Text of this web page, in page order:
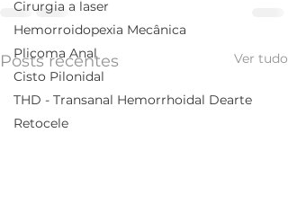
Cirurgia a laser
Hemorroidopexia Mecânica
Plicoma Anal
Cisto Pilonidal
THD - Transanal Hemorrhoidal Dearte
Retocele
Posts recentes Ver tudo